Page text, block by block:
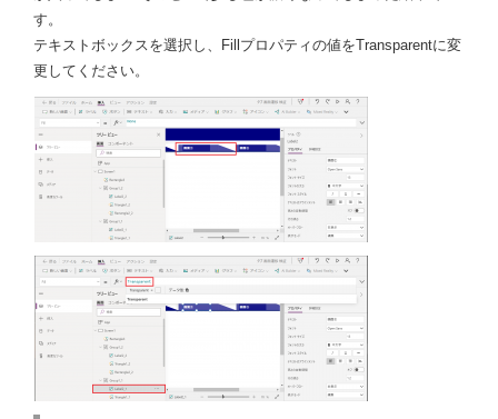
す。
テキストボックスを選択し、Fillプロパティの値をTransparentに変
更してください。